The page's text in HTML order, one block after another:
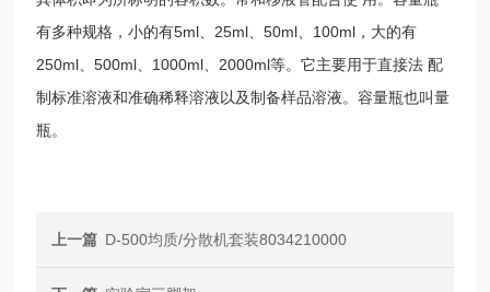
有多种规格，小的有5ml、25ml、50ml、100ml，大的有
250ml、500ml、1000ml、2000ml等。它主要用于直接法 配
制标准溶液和准确稀释溶液以及制备样品溶液。容量瓶也叫量
瓶。
上一篇 D-500均质/分散机套装8034210000